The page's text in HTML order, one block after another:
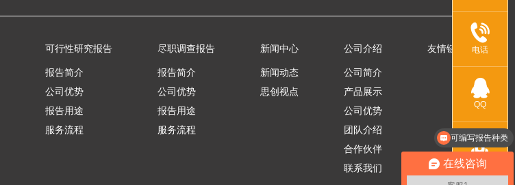
可行性研究报告
报告简介
公司优势
报告用途
服务流程
尽职调查报告
报告简介
公司优势
报告用途
服务流程
新闻中心
新闻动态
思创视点
公司介绍
公司简介
产品展示
公司优势
团队介绍
合作伙伴
联系我们
友情链接 电话
QQ
在线咨询
可编写报告种类